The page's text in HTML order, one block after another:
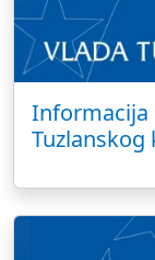
Informacija
Tuzlanskog